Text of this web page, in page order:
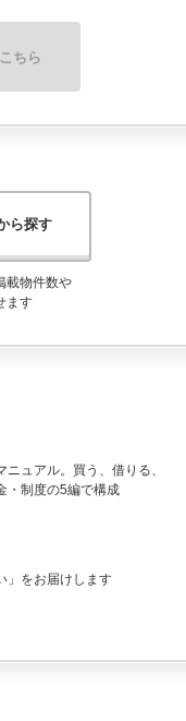
ちら
ら探す
載物件数や
ます
ュアル。買う、借りる、
・制度の5編で構成
」をお届けします